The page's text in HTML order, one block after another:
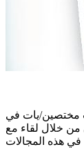
مختصين/يات في
من خلال لقاء مع